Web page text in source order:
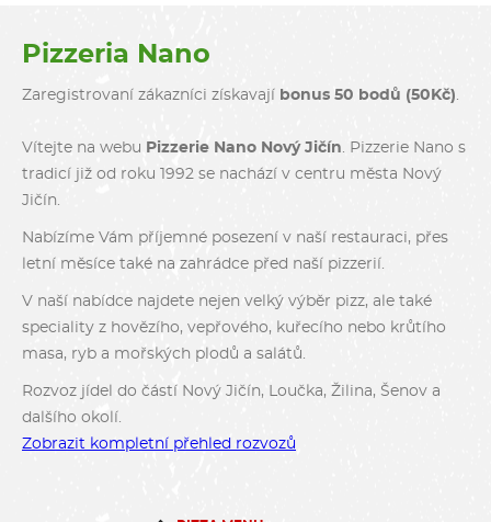
Pizzeria Nano
Zaregistrovaní zákazníci získavají bonus 50 bodů (50Kč)
Vítejte na webu Pizzerie Nano Nový Jičín . Pizzerie Nano s
tradicí již od roku 1992 se nachází v centru města Nový
Jičín.
Nabízíme Vám příjemné posezení v naší restauraci, přes
letní měsíce také na zahrádce před naší pizzerií.
V naší nabídce najdete nejen velký výběr pizz, ale také
speciality z hovězího, vepřového, kuřecího nebo krůtího
masa, ryb a mořských plodů a salátů.
Rozvoz jídel do částí Nový Jičín, Loučka, Žilina, Šenov a
dalšího okolí.
Zobrazit kompletní přehled rozvozů